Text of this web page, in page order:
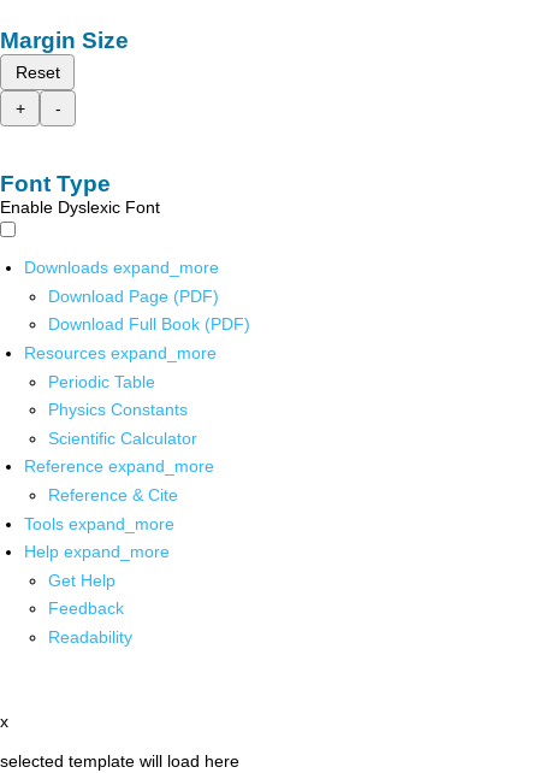
Margin Size
Reset
+
-
Font Type
Enable Dyslexic Font
Downloads expand_more
Download Page (PDF)
Download Full Book (PDF)
Resources expand_more
Periodic Table
Physics Constants
Scientific Calculator
Reference expand_more
Reference & Cite
Tools expand_more
Help expand_more
Get Help
Feedback
Readability
x
selected template will load here